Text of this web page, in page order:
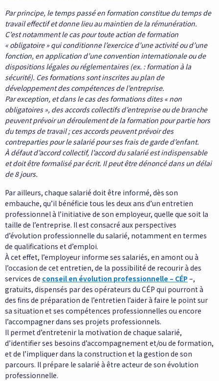
Par principe, le temps passé en formation constitue du temps de
travail effectif et donne lieu au maintien de la rémunération.
C’est notamment le cas pour toute action de formation
« obligatoire » qui conditionne l’exercice d’une activité ou d’une
fonction, en application d’une convention internationale ou de
dispositions légales ou réglementaires (ex. : formation à la
sécurité). Ces formations sont inscrites au plan de
développement des compétences de l’entreprise.
Par exception, et dans le cas des formations dites « non
obligatoires », des accords collectifs d’entreprise ou de branche
peuvent prévoir un déroulement de la formation pour partie hors
du temps de travail ; ces accords peuvent prévoir des
contreparties pour le salarié pour ses frais de garde d’enfant.
À défaut d’accord collectif, l’accord du salarié est indispensable
et doit être formalisé par écrit. Il peut être dénoncé dans un délai
de 8 jours.
Par ailleurs, chaque salarié doit être informé, dès son
embauche, qu’il bénéficie tous les deux ans d’un entretien
professionnel à l’initiative de son employeur, quelle que soit la
taille de l’entreprise. Il est consacré aux perspectives
d’évolution professionnelle du salarié, notamment en termes
de qualifications et d’emploi.
À cet effet, l’employeur informe ses salariés, en amont ou à
l’occasion de cet entretien, de la possibilité de recourir à des
services de conseil en évolution professionnelle – CÉP –,
gratuits, dispensés par des opérateurs du CÉP qui pourront à
des fins de préparation de l’entretien l’aider à faire le point sur
sa situation et ses compétences professionnelles ou encore
l’accompagner dans ses projets professionnels.
Il permet d’entretenir la motivation de chaque salarié,
d’identifier ses besoins d’accompagnement et/ou de formation,
et de l’impliquer dans la construction et la gestion de son
parcours. Il prépare le salarié à être acteur de son évolution
professionnelle.